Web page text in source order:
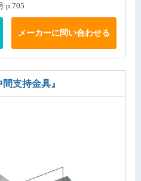
p.705
メーカーに問い合わせる
支持金具』